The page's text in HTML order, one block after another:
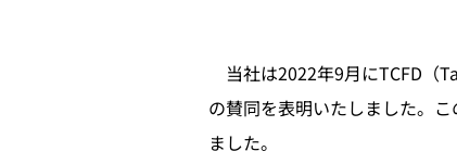
当社は2022年9月にTCFD（
の賛同を表明いたしました。
ました。